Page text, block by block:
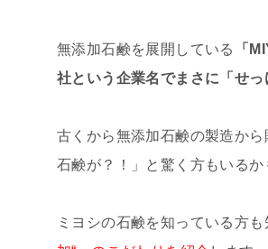
無添加石鹸を展開している
「
社という企業名でまさに「せ
古くから無添加石鹸の製造か
石鹸が？！」と驚く方もいるか
ミヨシの石鹸を知っている方